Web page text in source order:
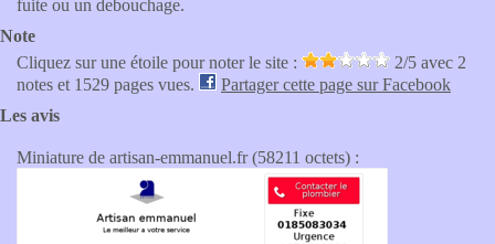
fuite ou un debouchage.
Note
Cliquez sur une étoile pour noter le site :
2/5 avec 2
notes et 1529 pages vues.
Partager cette page sur Facebook
Les avis
Miniature de artisan-emmanuel.fr (58211 octets) :